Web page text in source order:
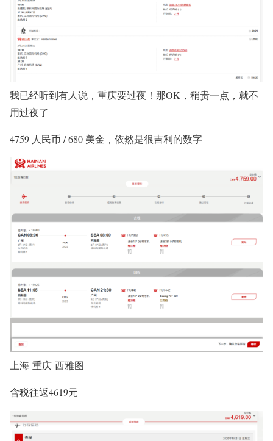
我已经听到有人说，重庆要过夜！那OK，稍贵一点，就不
用过夜了
4759 人民币 / 680 美金，依然是很吉利的数字
上海-重庆-西雅图
含税往返4619元